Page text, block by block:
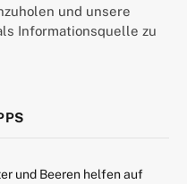
und unsere
Informationsquelle zu
und Beeren helfen auf